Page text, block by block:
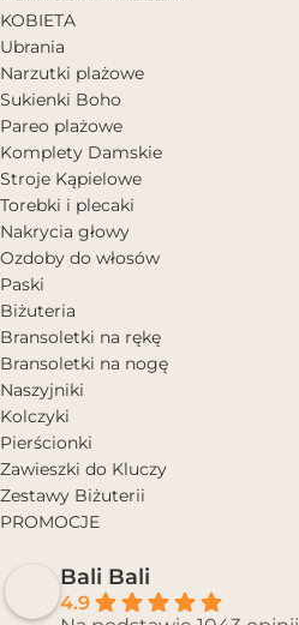
KOBIETA
Ubrania
Narzutki plażowe
Sukienki Boho
Pareo plażowe
Komplety Damskie
Stroje Kąpielowe
Torebki i plecaki
Nakrycia głowy
Ozdoby do włosów
Paski
Biżuteria
Bransoletki na rękę
Bransoletki na nogę
Naszyjniki
Kolczyki
Pierścionki
Zawieszki do Kluczy
Zestawy Biżuterii
PROMOCJE
Bali Bali
4.9